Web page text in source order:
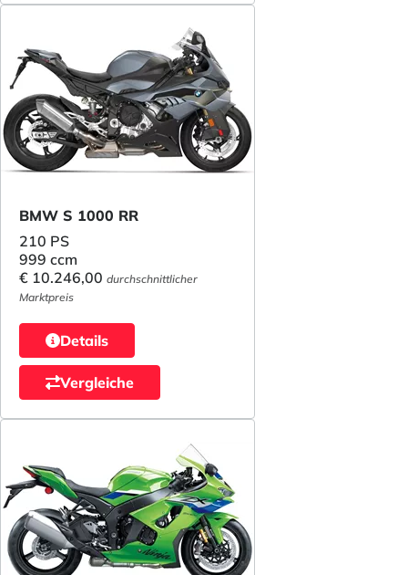
BMW S 1000 RR
210 PS
999 ccm
€ 10.246,00 durchschnittlicher
Marktpreis
Details
Vergleiche